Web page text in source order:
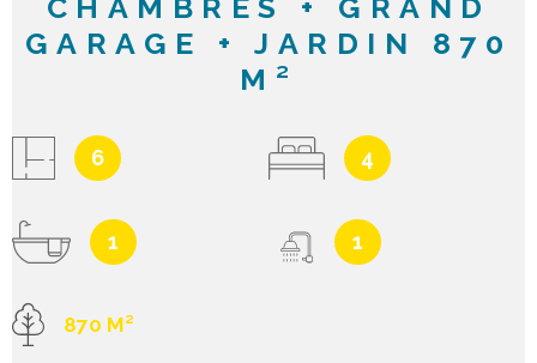
CHAMBRES + GRAND
GARAGE + JARDIN 870
M²
6 4
1 1
870 M²